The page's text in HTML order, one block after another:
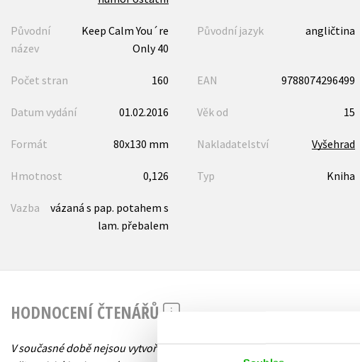
Původní
název
Keep Calm You´re
Only 40
Původní jazyk angličtina
Počet stran 160 EAN 9788074296499
Datum vydání 01.02.2016 Věk od 15
Formát 80x130 mm Nakladatelství Vyšehrad
Hmotnost 0,126 Typ Kniha
Vazba
vázaná s pap. potahem s
lam. přebalem
HODNOCENÍ ČTENÁŘŮ
V současné době nejsou vytvořena žádná